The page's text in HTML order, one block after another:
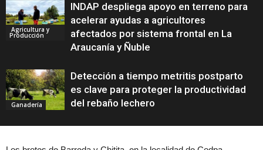
Agricultura y
Producción
INDAP despliega apoyo en terreno para
acelerar ayudas a agricultores
afectados por sistema frontal en La
Araucanía y Ñuble
Ganadería
Detección a tiempo metritis postparto
es clave para proteger la productividad
del rebaño lechero